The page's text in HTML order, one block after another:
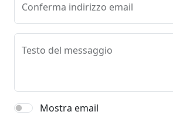
Conferma indirizzo email
Testo del messaggio
Mostra email